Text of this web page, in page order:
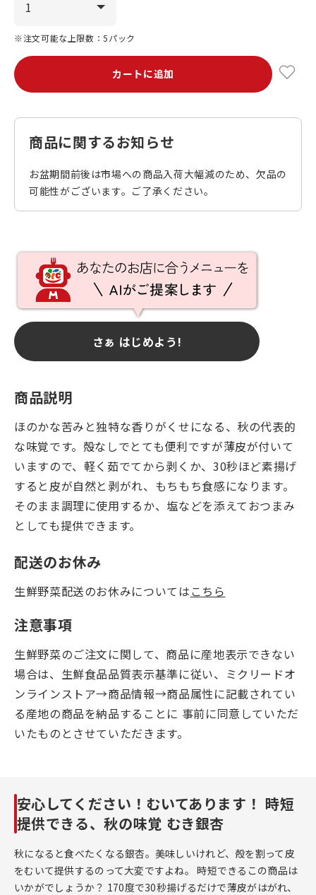
※注文可能な上限数：5パック
カートに追加
商品に関するお知らせ
お盆期間前後は市場への商品入荷大幅減のため、欠品の
可能性がございます。ご了承ください。
さぁ はじめよう!
商品説明
ほのかな苦みと独特な香りがくせになる、秋の代表的
な味覚です。殻なしでとても便利ですが薄皮が付いて
いますので、軽く茹でてから剥くか、30秒ほど素揚げ
すると皮が自然と剥がれ、もちもち食感になります。
そのまま調理に使用するか、塩などを添えておつまみ
としても提供できます。
配送のお休み
生鮮野菜配送のお休みについては こちら
注意事項
生鮮野菜のご注文に関して、商品に産地表示できない
場合は、生鮮食品品質表示基準に従い、ミクリードオ
ンラインストア→商品情報→商品属性に記載されてい
る産地の商品を納品することに 事前に同意していただ
いたものとさせていただきます。
安心してください！むいてあります！ 時短
提供できる、秋の味覚 むき銀杏
秋になると食べたくなる銀杏。美味しいけれど、殻を割って皮
をむいて提供するのって大変ですよね。 時短できるこの商品は
いかがでしょうか？ 170度で30秒揚げるだけで薄皮がはがれ、